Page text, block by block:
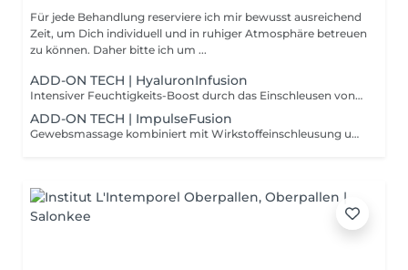
Für jede Behandlung reserviere ich mir bewusst ausreichend
Zeit, um Dich individuell und in ruhiger Atmosphäre betreuen
zu können. Daher bitte ich um ...
ADD-ON TECH | HyaluronInfusion
Intensiver Feuchtigkeits-Boost durch das Einschleusen von Hyaluronsäure mittels NIederschall. Für pralle, durchfeuchtete Haut.
ADD-ON TECH | ImpulseFusion
Gewebsmassage kombiniert mit Wirkstoffeinschleusung und abschließender Versiegelung der Haut. Für maximale Pflege und Schutz.